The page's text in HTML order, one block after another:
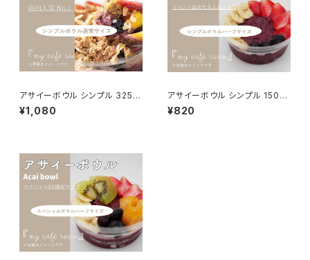
アサイーボウル シンプル 325g
（通常）
¥1,080
アサイーボウル シンプル 150g
（ハーフ）
¥820